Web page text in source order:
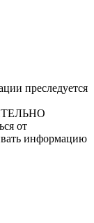
преследуется
от
информацию